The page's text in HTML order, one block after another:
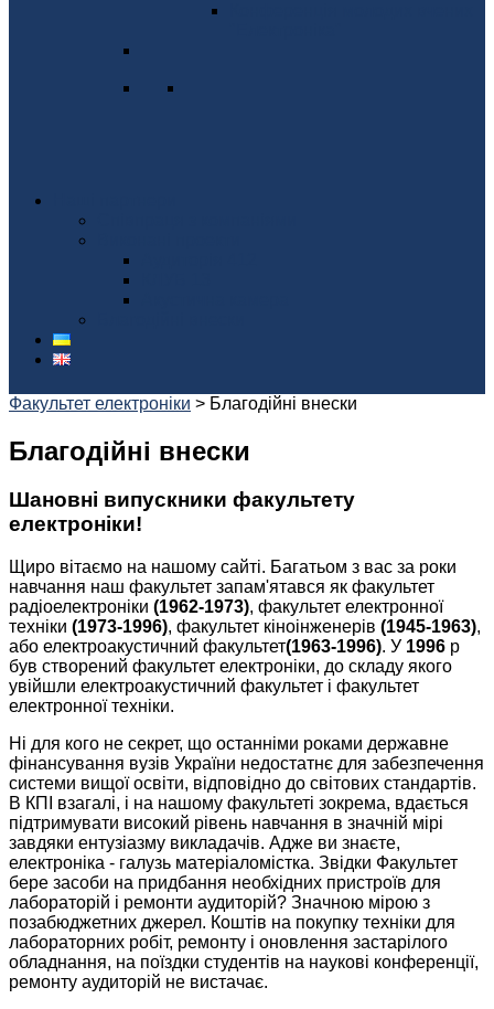
Факультет електроніки > Благодійні внески
Благодійні внески
Шановні випускники факультету
електроніки!
Щиро вітаємо на нашому сайті. Багатьом з вас за роки
навчання наш факультет запам'ятався як факультет
радіоелектроніки (1962-1973), факультет електронної
техніки (1973-1996), факультет кіноінженерів (1945-1963),
або електроакустичний факультет(1963-1996). У 1996 р
був створений факультет електроніки, до складу якого
увійшли електроакустичний факультет і факультет
електронної техніки.
Ні для кого не секрет, що останніми роками державне
фінансування вузів України недостатнє для забезпечення
системи вищої освіти, відповідно до світових стандартів.
В КПІ взагалі, і на нашому факультеті зокрема, вдається
підтримувати високий рівень навчання в значній мірі
завдяки ентузіазму викладачів. Адже ви знаєте,
електроніка - галузь матеріаломістка. Звідки Факультет
бере засоби на придбання необхідних пристроїв для
лабораторій і ремонти аудиторій? Значною мірою з
позабюджетних джерел. Коштів на покупку техніки для
лабораторних робіт, ремонту і оновлення застарілого
обладнання, на поїздки студентів на наукові конференції,
ремонту аудиторій не вистачає.